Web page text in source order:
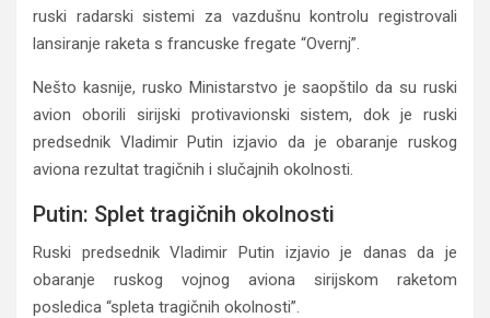
ruski radarski sistemi za vazdušnu kontrolu registrovali
lansiranje raketa s francuske fregate “Overnj”.
Nešto kasnije, rusko Ministarstvo je saopštilo da su ruski
avion oborili sirijski protivavionski sistem, dok je ruski
predsednik Vladimir Putin izjavio da je obaranje ruskog
aviona rezultat tragičnih i slučajnih okolnosti.
Putin: Splet tragičnih okolnosti
Ruski predsednik Vladimir Putin izjavio je danas da je
obaranje ruskog vojnog aviona sirijskom raketom
posledica “spleta tragičnih okolnosti”.